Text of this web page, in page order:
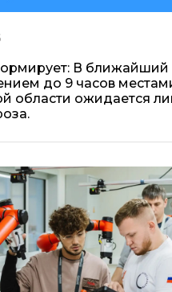
В ближайший
до 9 часов
области ожидается